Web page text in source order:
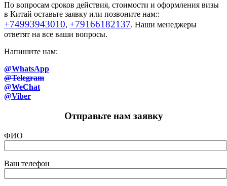
По вопросам сроков действия, стоимости и оформления визы
в Китай оставьте заявку или позвоните нам::
+74993943010, +79166182137. Наши менеджеры
ответят на все ваши вопросы.
Напишите нам:
@WhatsApp
@Telegram
@WeChat
@Viber
Отправьте нам заявку
ФИО
Ваш телефон